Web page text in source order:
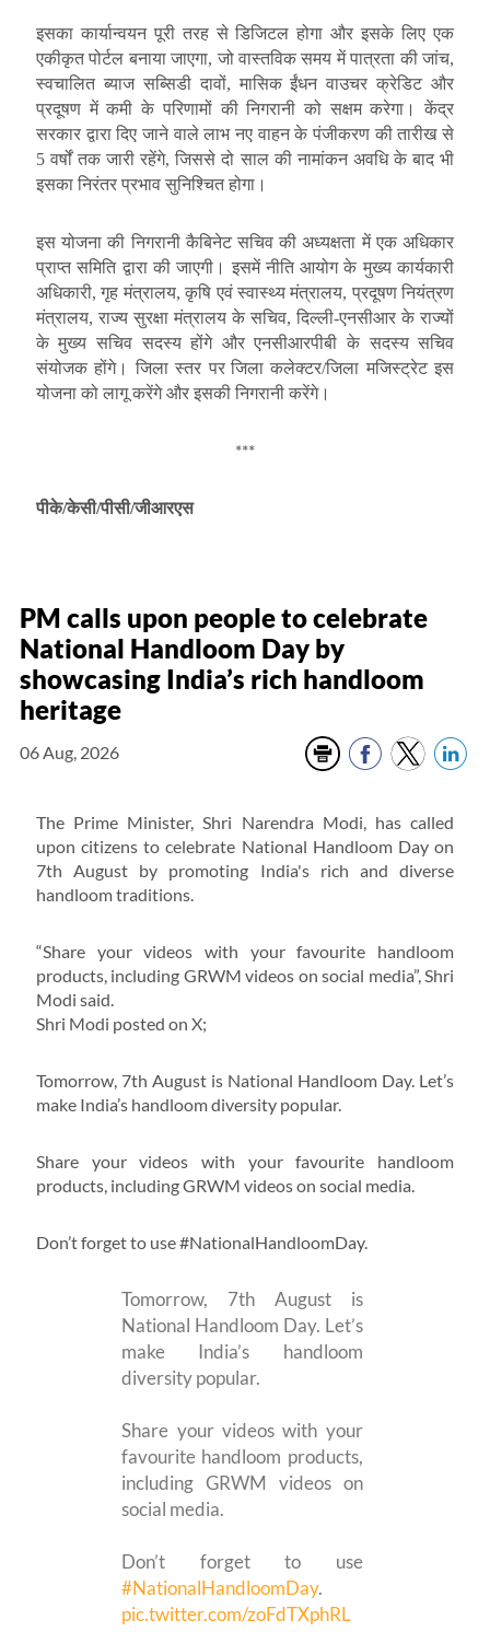
इसका कार्यान्वयन पूरी तरह से डिजिटल होगा और इसके लिए एक
एकीकृत पोर्टल बनाया जाएगा, जो वास्तविक समय में पात्रता की जांच,
स्वचालित ब्याज सब्सिडी दावों, मासिक ईंधन वाउचर क्रेडिट और
प्रदूषण में कमी के परिणामों की निगरानी को सक्षम करेगा। केंद्र
सरकार द्वारा दिए जाने वाले लाभ नए वाहन के पंजीकरण की तारीख से
5 वर्षों तक जारी रहेंगे, जिससे दो साल की नामांकन अवधि के बाद भी
इसका निरंतर प्रभाव सुनिश्चित होगा।
इस योजना की निगरानी कैबिनेट सचिव की अध्यक्षता में एक अधिकार
प्राप्त समिति द्वारा की जाएगी। इसमें नीति आयोग के मुख्य कार्यकारी
अधिकारी, गृह मंत्रालय, कृषि एवं स्वास्थ्य मंत्रालय, प्रदूषण नियंत्रण
मंत्रालय, राज्य सुरक्षा मंत्रालय के सचिव, दिल्ली-एनसीआर के राज्यों
के मुख्य सचिव सदस्य होंगे और एनसीआरपीबी के सदस्य सचिव
संयोजक होंगे। जिला स्तर पर जिला कलेक्टर/जिला मजिस्ट्रेट इस
योजना को लागू करेंगे और इसकी निगरानी करेंगे।
***
पीके/केसी/पीसी/जीआरएस
PM calls upon people to celebrate
National Handloom Day by
showcasing India’s rich handloom
heritage
06 Aug, 2026
The Prime Minister, Shri Narendra Modi, has called
upon citizens to celebrate National Handloom Day on
7th August by promoting India's rich and diverse
handloom traditions.
“Share your videos with your favourite handloom
products, including GRWM videos on social media”, Shri
Modi said.
Shri Modi posted on X;
Tomorrow, 7th August is National Handloom Day. Let’s
make India’s handloom diversity popular.
Share your videos with your favourite handloom
products, including GRWM videos on social media.
Don’t forget to use #NationalHandloomDay.
Tomorrow, 7th August is
National Handloom Day. Let’s
make India’s handloom
diversity popular.
Share your videos with your
favourite handloom products,
including GRWM videos on
social media.
Don’t forget to use
#NationalHandloomDay.
pic.twitter.com/zoFdTXphRL